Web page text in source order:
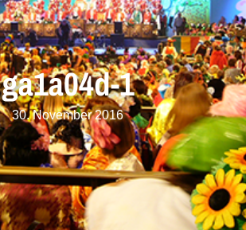
ga1a04d-1
30. November 2016